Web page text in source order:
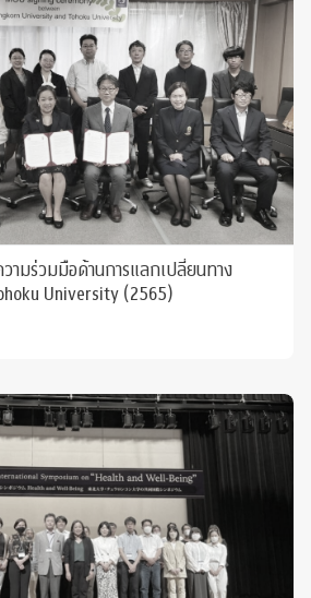
มร่วมมือด้านการแลกเปลี่ยนทาง
University (2565)